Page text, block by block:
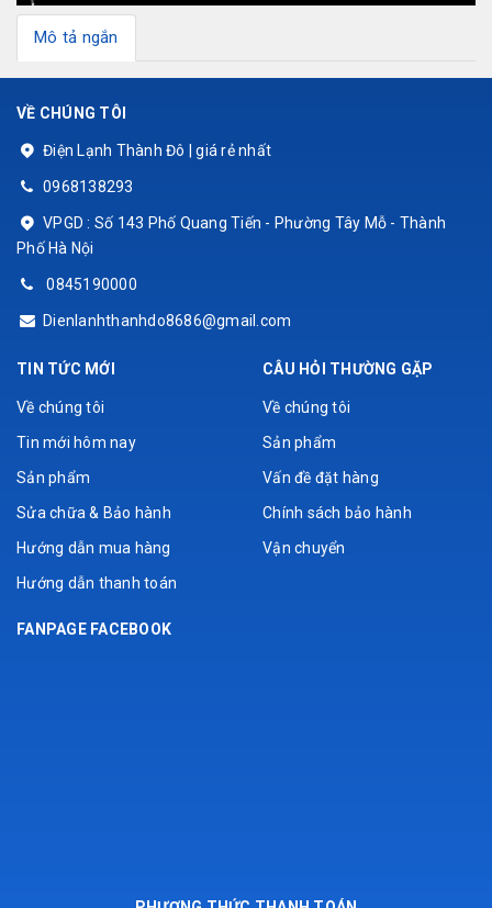
Mô tả ngắn
VỀ CHÚNG TÔI
Điện Lạnh Thành Đô | giá rẻ nhất
0968138293
VPGD : Số 143 Phố Quang Tiến - Phường Tây Mỗ - Thành
Phố Hà Nội
0845190000
Dienlanhthanhdo8686@gmail.com
TIN TỨC MỚI
Về chúng tôi
Tin mới hôm nay
Sản phẩm
Sửa chữa & Bảo hành
Hướng dẫn mua hàng
Hướng dẫn thanh toán
CÂU HỎI THƯỜNG GẶP
Về chúng tôi
Sản phẩm
Vấn đề đặt hàng
Chính sách bảo hành
Vận chuyển
FANPAGE FACEBOOK